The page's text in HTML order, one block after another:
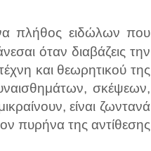
πλήθος ειδώλων που
όταν διαβάζεις την
και θεωρητικού της
σκέψεων,
είναι ζωντανά
πυρήνα της αντίθεσης